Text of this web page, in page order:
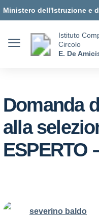
Ministero dell'Istruzione e
Istituto
Circolo
E. De
Domanda
alla
ESPERTO
severino baldo